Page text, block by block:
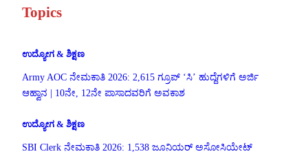
Topics
ಉದ್ಯೋಗ & ಶಿಕ್ಷಣ
Army AOC ನೇಮಕಾತಿ 2026: 2,615 ಗ್ರೂಪ್ ‘ಸಿ’ ಹುದ್ದೆಗಳಿಗೆ ಅರ್ಜಿ
ಆಹ್ವಾನ | 10ನೇ, 12ನೇ ಪಾಸಾದವರಿಗೆ ಅವಕಾಶ
ಉದ್ಯೋಗ & ಶಿಕ್ಷಣ
SBI Clerk ನೇಮಕಾತಿ 2026: 1,538 ಜೂನಿಯರ್ ಅಸೋಸಿಯೇಟ್